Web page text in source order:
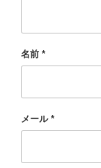
名前 *
メール *